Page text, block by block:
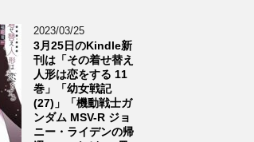
2023/03/25
3月25日のKindle新
刊は「その着せ替え
人形は恋をする 11
巻」「幼女戦記
(27)」「機動戦士ガ
ンダム MSV-R ジョ
ニー・ライデンの帰